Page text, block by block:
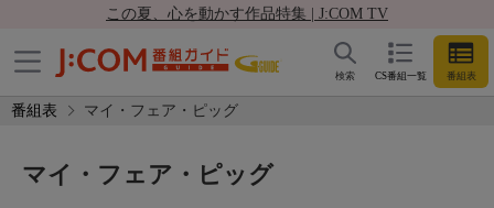
この夏、心を動かす作品特集 | J:COM TV
CS番組一覧 番組表
検索
番組表 マイ・フェア・ピッグ
マイ・フェア・ピッグ